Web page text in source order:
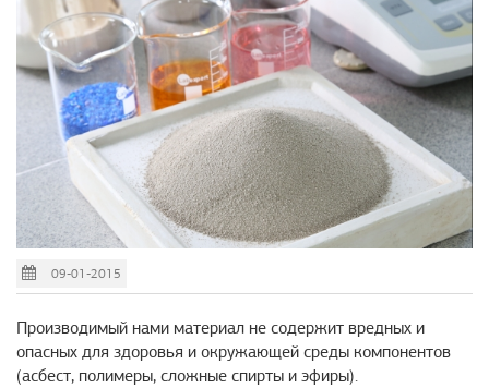
09-01-2015
Производимый нами материал не содержит вредных и
опасных для здоровья и окружающей среды компонентов
(асбест, полимеры, сложные спирты и эфиры).